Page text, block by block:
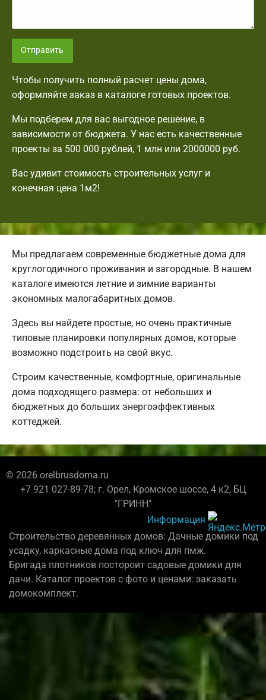
Отправить
Чтобы получить полный расчет цены дома,
оформляйте заказ в каталоге готовых проектов.
Мы подберем для вас выгодное решение, в
зависимости от бюджета. У нас есть качественные
проекты за 500 000 рублей, 1 млн или 2000000 руб.
Вас удивит стоимость строительных услуг и
конечная цена 1м2!
Мы предлагаем современные бюджетные дома для
круглогодичного проживания и загородные. В нашем
каталоге имеются летние и зимние варианты
экономных малогабаритных домов.
Здесь вы найдете простые, но очень практичные
типовые планировки популярных домов, которые
возможно подстроить на свой вкус.
Строим качественные, комфортные, оригинальные
дома подходящего размера: от небольших и
бюджетных до больших энергоэффективных
коттеджей.
© 2026 orelbrusdoma.ru
+7 921 027-89-78; г. Орел, Кромское шоссе, 4 к2, БЦ
"ГРИНН"
Информация
Строительство деревянных домов: Дачные домики под
усадку, каркасные дома под ключ для пмж.
Бригада плотников постороит садовые домики для
дачи. Каталог проектов с фото и ценами: заказать
домокомплект.